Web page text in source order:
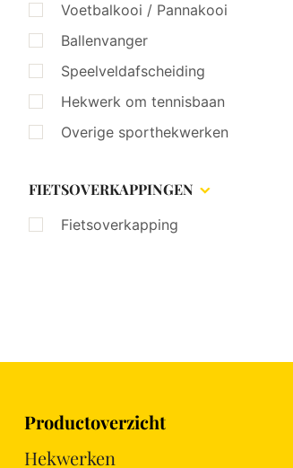
Voetbalkooi / Pannakooi
Ballenvanger
Speelveldafscheiding
Hekwerk om tennisbaan
Overige sporthekwerken
FIETSOVERKAPPINGEN
Fietsoverkapping
Productoverzicht
Hekwerken